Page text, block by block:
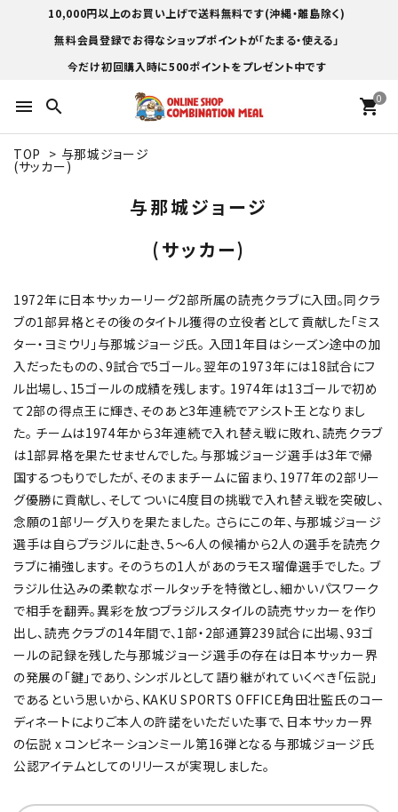
10,000円以上のお買い上げで送料無料です(沖縄・離島除く)
無料会員登録でお得なショップポイントが「たまる・使える」
今だけ初回購入時に500ポイントをプレゼント中です
menu search 0
shopping_cart
TOP > 与那城ジョージ
(サッカー)
与那城ジョージ
(サッカー)
1972年に日本サッカーリーグ2部所属の読売クラブに入団。同クラ
ブの1部昇格とその後のタイトル獲得の立役者として貢献した「ミス
ター・ヨミウリ」与那城ジョージ氏。 入団1年目はシーズン途中の加
入だったものの、9試合で5ゴール。翌年の1973年には18試合にフ
ル出場し、15ゴールの成績を残します。 1974年は13ゴールで初め
て2部の得点王に輝き、そのあと3年連続でアシスト王となりまし
た。 チームは1974年から3年連続で入れ替え戦に敗れ、読売クラブ
は1部昇格を果たせませんでした。与那城ジョージ選手は3年で帰
国するつもりでしたが、そのままチームに留まり、1977年の2部リー
グ優勝に貢献し、そしてついに4度目の挑戦で入れ替え戦を突破し、
念願の1部リーグ入りを果たました。 さらにこの年、与那城ジョージ
選手は自らブラジルに赴き、5～6人の候補から2人の選手を読売ク
ラブに補強します。 そのうちの1人があのラモス瑠偉選手でした。 ブ
ラジル仕込みの柔軟なボールタッチを特徴とし、細かいパスワーク
で相手を翻弄。異彩を放つブラジルスタイルの読売サッカーを作り
出し、読売クラブの14年間で、1部・2部通算239試合に出場、93ゴ
ールの記録を残した与那城ジョージ選手の存在は日本サッカー界
の発展の「鍵」であり、シンボルとして語り継がれていくべき「伝説」
であるという思いから、KAKU SPORTS OFFICE角田壮監氏のコー
ディネートによりご本人の許諾をいただいた事で、日本サッカー界
の伝説 x コンビネーションミール第16弾となる与那城ジョージ氏
公認アイテムとしてのリリースが実現しました。